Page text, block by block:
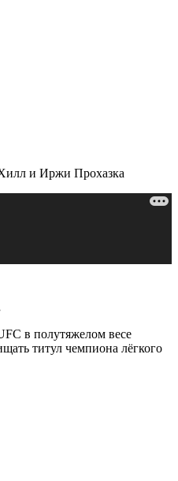
и Иржи Прохазка
в полутяжелом весе
титул чемпиона лёгкого